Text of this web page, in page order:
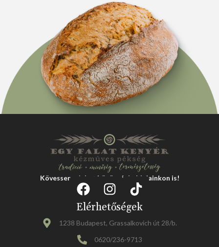
Kövessen minket közösségi oldalainkon is!
Elérhetőségek
1238 Budapest, Grassalkovich út 28/b.
0620/236-9713